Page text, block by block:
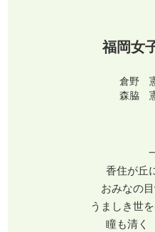
福岡女
倉野
森脇
香住が丘
おみなの
うましき世
瞳も清く